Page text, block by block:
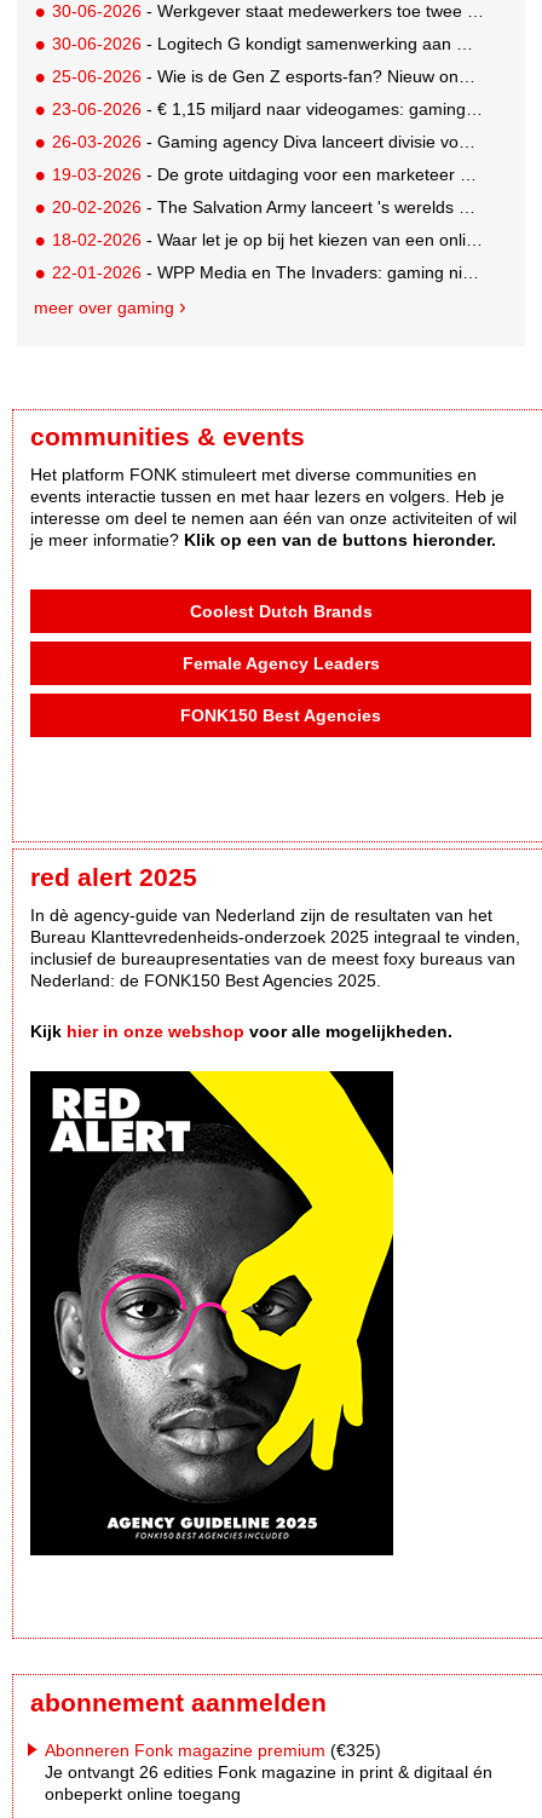
30-06-2026 - Werkgever staat medewerkers toe twee dagen betaald te gamen
30-06-2026 - Logitech G kondigt samenwerking aan met Call of Duty: Modern Warfare 4
25-06-2026 - Wie is de Gen Z esports-fan? Nieuw onderzoek brengt doelgroep in beeld
23-06-2026 - € 1,15 miljard naar videogames: gaming blijft entertainmentreus
26-03-2026 - Gaming agency Diva lanceert divisie voor creator en community-engagement
19-03-2026 - De grote uitdaging voor een marketeer als adverteren niet mogelijk is
20-02-2026 - The Salvation Army lanceert 's werelds eerste digitale kringloopwinkel op Roblox
18-02-2026 - Waar let je op bij het kiezen van een online casino in België?
22-01-2026 - WPP Media en The Invaders: gaming niet langer een mannenwereld
meer over gaming
communities & events
Het platform FONK stimuleert met diverse communities en
events interactie tussen en met haar lezers en volgers. Heb je
interesse om deel te nemen aan één van onze activiteiten of wil
je meer informatie? Klik op een van de buttons hieronder.
Coolest Dutch Brands
Female Agency Leaders
FONK150 Best Agencies
red alert 2025
In dè agency-guide van Nederland zijn de resultaten van het
Bureau Klanttevredenheids-onderzoek 2025 integraal te vinden,
inclusief de bureaupresentaties van de meest foxy bureaus van
Nederland: de FONK150 Best Agencies 2025.
Kijk hier in onze webshop voor alle mogelijkheden.
abonnement aanmelden
Abonneren Fonk magazine premium (€325)
Je ontvangt 26 edities Fonk magazine in print & digitaal én
onbeperkt online toegang